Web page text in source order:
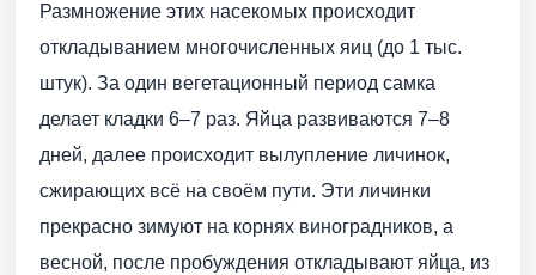
Размножение этих насекомых происходит
откладыванием многочисленных яиц (до 1 тыс.
штук). За один вегетационный период самка
делает кладки 6–7 раз. Яйца развиваются 7–8
дней, далее происходит вылупление личинок,
сжирающих всё на своём пути. Эти личинки
прекрасно зимуют на корнях виноградников, а
весной, после пробуждения откладывают яйца, из